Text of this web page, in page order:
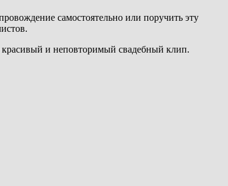
самостоятельно или поручить эту
красивый и неповторимый свадебный клип.